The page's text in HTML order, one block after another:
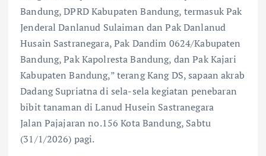
Bandung, DPRD Kabupaten Bandung, termasuk Pak
Jenderal Danlanud Sulaiman dan Pak Danlanud
Husain Sastranegara, Pak Dandim 0624/Kabupaten
Bandung, Pak Kapolresta Bandung, dan Pak Kajari
Kabupaten Bandung,” terang Kang DS, sapaan akrab
Dadang Supriatna di sela-sela kegiatan penebaran
bibit tanaman di Lanud Husein Sastranegara
Jalan Pajajaran no.156 Kota Bandung, Sabtu
(31/1/2026) pagi.